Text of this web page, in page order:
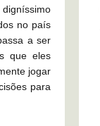
no país
a ser
que eles
jogar
para